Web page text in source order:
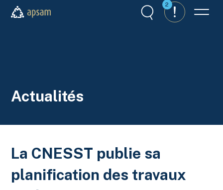
Aller au contenu principal
RechercheAlertes
2
Menu
Actualités
La CNESST publie sa
planification des travaux